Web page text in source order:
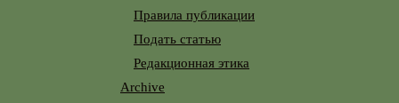
Правила публикации
Подать статью
Редакционная этика
Archive